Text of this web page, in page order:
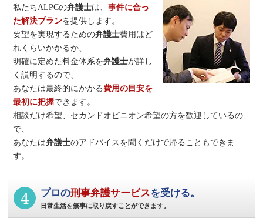
私たちALPCの弁護士は、事件に合っ
た解決プランを提供します。
要望を実現するための弁護士費用はど
れくらいかかるか、
明確に定めた料金体系を弁護士が詳し
く説明するので、
あなたは最終的にかかる費用の目安を
最初に把握できます。
相談だけ希望、セカンドオピニオン希望の方を歓迎しているの
で、
あなたは弁護士のアドバイスを聞くだけで帰ることもできま
す。
4 プロの刑事弁護サービスを受ける。
日常生活を無事に取り戻すことができます。